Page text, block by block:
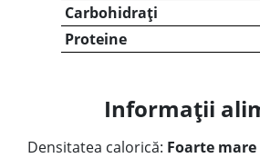
Carbohidrați
Proteine
Informații
Densitatea calorică: Foarte mare